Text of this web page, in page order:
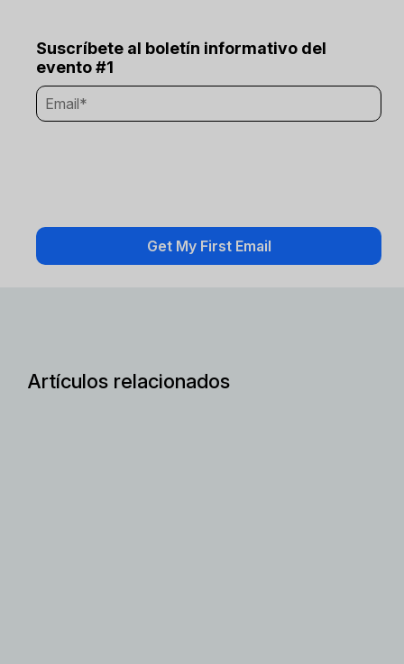
Suscríbete al boletín informativo del
evento #1
Artículos relacionados